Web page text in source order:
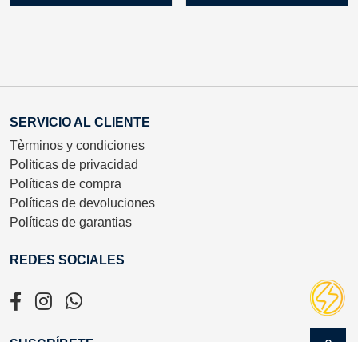
SERVICIO AL CLIENTE
Tèrminos y condiciones
Polìticas de privacidad
Políticas de compra
Políticas de devoluciones
Políticas de garantias
REDES SOCIALES